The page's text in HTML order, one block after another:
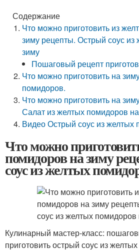
Содержание
Что можно приготовить из
зиму рецепты. Острый соус
зиму
Пошаговый рецепт
Что можно приготовить на
помидоров.
Что можно приготовить на
Салат из желтых помидоров
Видео Острый соус из желтых
Что можно
помидоров на зиму
соус из желтых
Кулинарный мастер-класс:
приготовить острый соус из